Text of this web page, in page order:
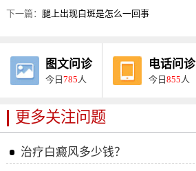
下一篇：腿上出现白斑是怎么一回事
图文问诊
今日785 人
电话问诊
今日855 人
更多关注问题
治疗白癜风多少钱？